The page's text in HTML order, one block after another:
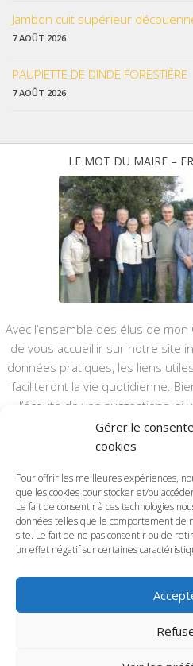
Gérer le
cookies
Pour offrir les meilleures expériences,
que les cookies pour stocker et/ou
Le fait de consentir à ces technologies
données telles que le comportement de
site. Le fait de ne pas consentir ou de
un effet négatif sur certaines
Jambon cuit supérieur
7 AOÛT 2026
PAUPIETTE DE DINDE FORESTIÈRE
7 AOÛT 2026
LE MOT DU MAIRE –
Avec l’ensemble des élus de mon
de vous accueillir sur notre site
données pratiques, les liens
faciliteront la vie quotidienne.
l’écoute de vos suggestions,
rubriques ou nos
Ce type de communication
annuel, nous le ferons vivre et il
Bonne visite à
Commune d'Anctoville-sur-